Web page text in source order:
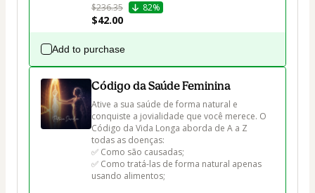
$236.35
82%
$42.00
Add to purchase
Código da Saúde Feminina
Ative a sua saúde de forma natural e
conquiste a jovialidade que você merece. O
Código da Vida Longa aborda de A a Z
todas as doenças:
✅ Como são causadas;
✅ Como tratá-las de forma natural apenas
usando alimentos;